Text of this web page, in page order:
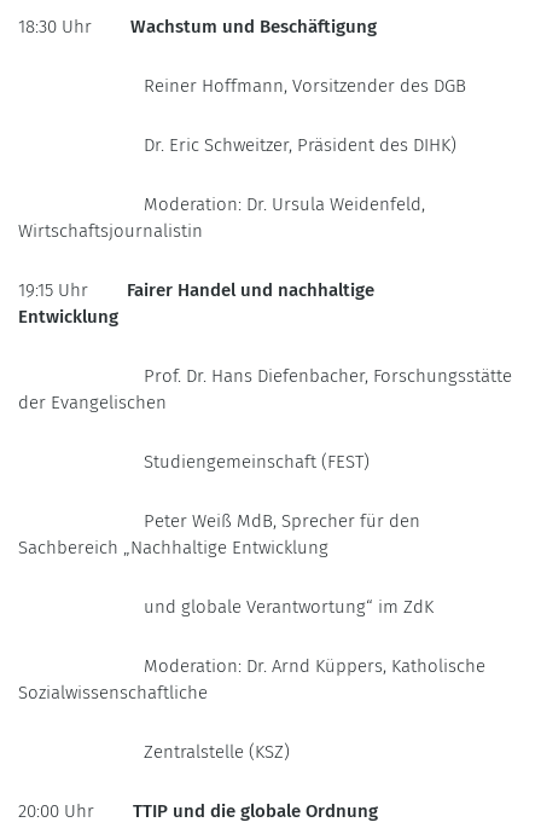
18:30 Uhr Wachstum und Beschäftigung
Reiner Hoffmann, Vorsitzender des DGB
Dr. Eric Schweitzer, Präsident des DIHK)
Moderation: Dr. Ursula Weidenfeld,
Wirtschaftsjournalistin
19:15 Uhr
Fairer Handel und nachhaltige
Entwicklung
Prof. Dr. Hans Diefenbacher, Forschungsstätte
der Evangelischen
Studiengemeinschaft (FEST)
Peter Weiß MdB, Sprecher für den
Sachbereich „Nachhaltige Entwicklung
und globale Verantwortung“ im ZdK
Moderation: Dr. Arnd Küppers, Katholische
Sozialwissenschaftliche
Zentralstelle (KSZ)
20:00 Uhr TTIP und die globale Ordnung